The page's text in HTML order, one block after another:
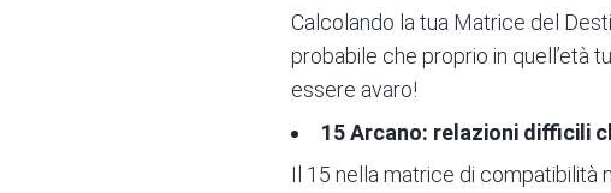
Calcolando la tua Matrice del
probabile che proprio in quell’età
essere avaro!
15 Arcano: relazioni difficili
Il 15 nella matrice di compatibilità